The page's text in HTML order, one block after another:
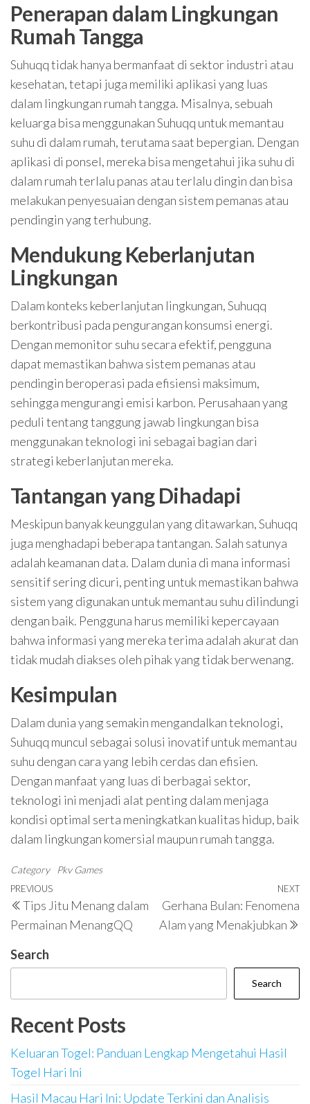
Penerapan dalam Lingkungan
Rumah Tangga
Suhuqq tidak hanya bermanfaat di sektor industri atau
kesehatan, tetapi juga memiliki aplikasi yang luas
dalam lingkungan rumah tangga. Misalnya, sebuah
keluarga bisa menggunakan Suhuqq untuk memantau
suhu di dalam rumah, terutama saat bepergian. Dengan
aplikasi di ponsel, mereka bisa mengetahui jika suhu di
dalam rumah terlalu panas atau terlalu dingin dan bisa
melakukan penyesuaian dengan sistem pemanas atau
pendingin yang terhubung.
Mendukung Keberlanjutan
Lingkungan
Dalam konteks keberlanjutan lingkungan, Suhuqq
berkontribusi pada pengurangan konsumsi energi.
Dengan memonitor suhu secara efektif, pengguna
dapat memastikan bahwa sistem pemanas atau
pendingin beroperasi pada efisiensi maksimum,
sehingga mengurangi emisi karbon. Perusahaan yang
peduli tentang tanggung jawab lingkungan bisa
menggunakan teknologi ini sebagai bagian dari
strategi keberlanjutan mereka.
Tantangan yang Dihadapi
Meskipun banyak keunggulan yang ditawarkan, Suhuqq
juga menghadapi beberapa tantangan. Salah satunya
adalah keamanan data. Dalam dunia di mana informasi
sensitif sering dicuri, penting untuk memastikan bahwa
sistem yang digunakan untuk memantau suhu dilindungi
dengan baik. Pengguna harus memiliki kepercayaan
bahwa informasi yang mereka terima adalah akurat dan
tidak mudah diakses oleh pihak yang tidak berwenang.
Kesimpulan
Dalam dunia yang semakin mengandalkan teknologi,
Suhuqq muncul sebagai solusi inovatif untuk memantau
suhu dengan cara yang lebih cerdas dan efisien.
Dengan manfaat yang luas di berbagai sektor,
teknologi ini menjadi alat penting dalam menjaga
kondisi optimal serta meningkatkan kualitas hidup, baik
dalam lingkungan komersial maupun rumah tangga.
Category Pkv Games
Post
navigation
Previous
Post
PREVIOUS
Tips Jitu Menang dalam
Permainan MenangQQ
NEXT
Gerhana Bulan: Fenomena
Alam yang Menakjubkan
Search
Search
Recent Posts
Keluaran Togel: Panduan Lengkap Mengetahui Hasil
Togel Hari Ini
Hasil Macau Hari Ini: Update Terkini dan Analisis